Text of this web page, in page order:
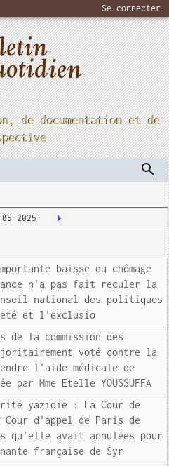
Se connecter
de documentation et de
05-2025
baisse du chômage
n'a pas fait reculer la
national des politiques
et l'exclusio
de la commission des
voté contre la
l'aide médicale de
Mme Etelle YOUSSUFFA
yazidie : La Cour de
Cour d'appel de Paris de
qu'elle avait annulées pour
française de Syr